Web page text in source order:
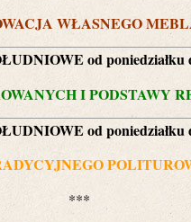
WŁASNEGO
od poniedziałku
I PODSTAWY
od poniedziałku
***